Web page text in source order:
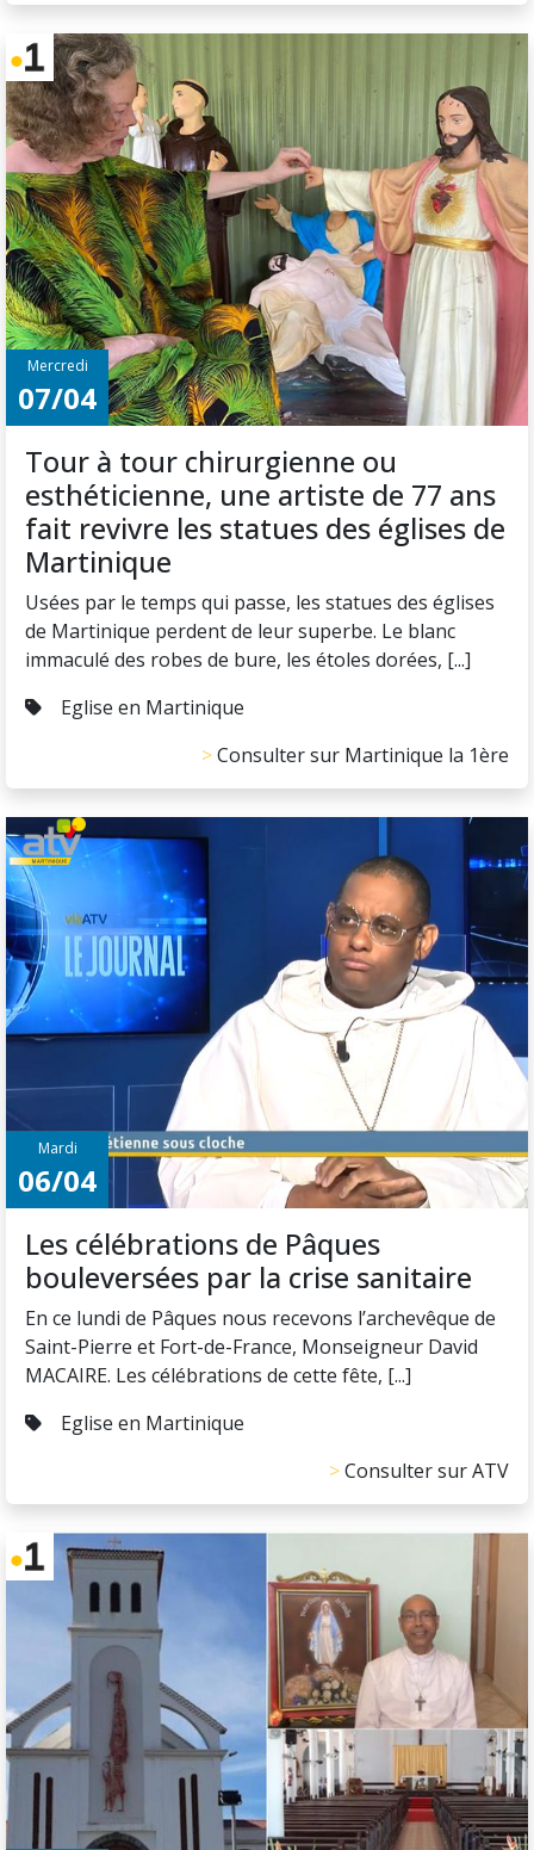
Mercredi
07/04
Tour à tour chirurgienne ou
esthéticienne, une artiste de 77 ans
fait revivre les statues des églises de
Martinique
Usées par le temps qui passe, les statues des églises
de Martinique perdent de leur superbe. Le blanc
immaculé des robes de bure, les étoles dorées, [...]
Eglise en Martinique
Consulter sur Martinique la 1ère
Mardi
06/04
Les célébrations de Pâques
bouleversées par la crise sanitaire
En ce lundi de Pâques nous recevons l’archevêque de
Saint-Pierre et Fort-de-France, Monseigneur David
MACAIRE. Les célébrations de cette fête, [...]
Eglise en Martinique
Consulter sur ATV